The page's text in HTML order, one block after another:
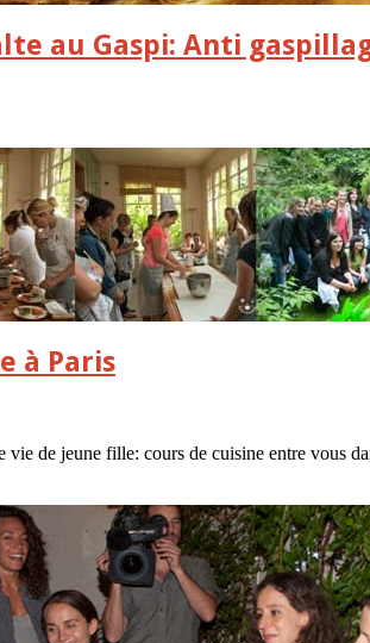
au Gaspi: Anti
à Paris
de jeune fille: cours de cuisine entre vous